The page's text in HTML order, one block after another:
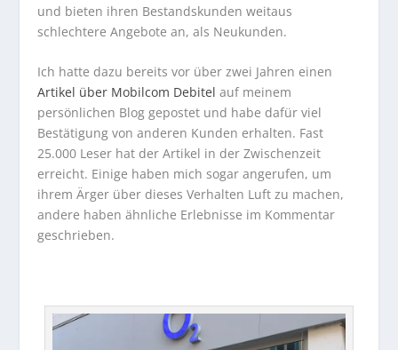
und bieten ihren Bestandskunden weitaus
schlechtere Angebote an, als Neukunden.
Ich hatte dazu bereits vor über zwei Jahren einen
Artikel über Mobilcom Debitel auf meinem
persönlichen Blog gepostet und habe dafür viel
Bestätigung von anderen Kunden erhalten. Fast
25.000 Leser hat der Artikel in der Zwischenzeit
erreicht. Einige haben mich sogar angerufen, um
ihrem Ärger über dieses Verhalten Luft zu machen,
andere haben ähnliche Erlebnisse im Kommentar
geschrieben.